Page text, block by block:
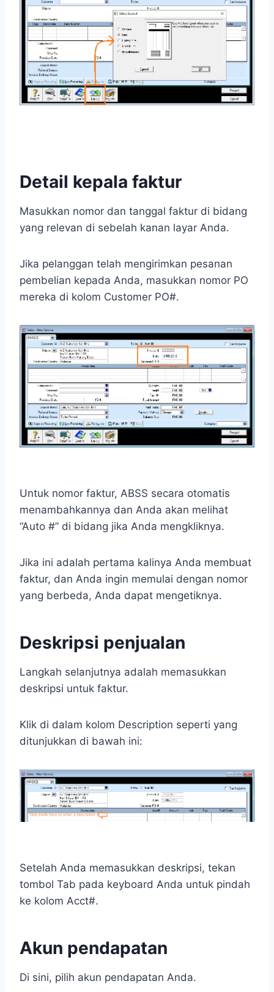
Detail kepala faktur
Masukkan nomor dan tanggal faktur di bidang
yang relevan di sebelah kanan layar Anda.
Jika pelanggan telah mengirimkan pesanan
pembelian kepada Anda, masukkan nomor PO
mereka di kolom Customer PO#.
Untuk nomor faktur, ABSS secara otomatis
menambahkannya dan Anda akan melihat
“Auto #” di bidang jika Anda mengkliknya.
Jika ini adalah pertama kalinya Anda membuat
faktur, dan Anda ingin memulai dengan nomor
yang berbeda, Anda dapat mengetiknya.
Deskripsi penjualan
Langkah selanjutnya adalah memasukkan
deskripsi untuk faktur.
Klik di dalam kolom Description seperti yang
ditunjukkan di bawah ini:
Setelah Anda memasukkan deskripsi, tekan
tombol Tab pada keyboard Anda untuk pindah
ke kolom Acct#.
Akun pendapatan
Di sini, pilih akun pendapatan Anda.